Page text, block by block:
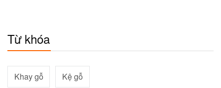
Từ khóa
Khay gỗ Kệ gỗ